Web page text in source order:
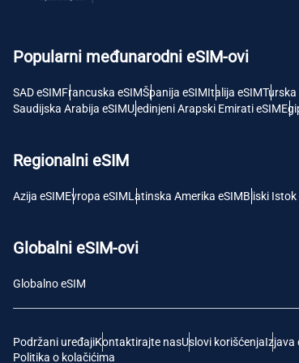
Popularni međunarodni eSIM-ovi
SAD eSIMFrancuska eSIMŠpanija eSIMItalija eSIMTurska
Saudijska Arabija eSIMUjedinjeni Arapski Emirati eSIM
Regionalni eSIM
Azija eSIMEvropa eSIMLatinska Amerika eSIMBliski Istok
Globalni eSIM-ovi
Globalno eSIM
Podržani uređajiKontaktirajte nasUslovi korišćenjaIzjava
Politika o kolačićima